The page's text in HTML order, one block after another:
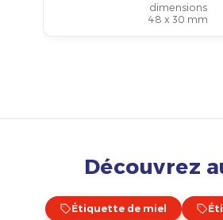
dimensions
48 x 30 mm
Découvrez
Étiquette de miel